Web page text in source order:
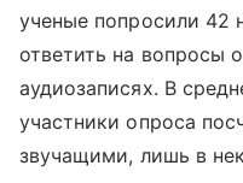
ученые попросили 42
ответить на вопросы
аудиозаписях. В
участники опроса
звучащими, лишь в